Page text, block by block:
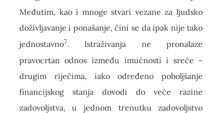
Međutim, kao i mnoge stvari vezane za ljudsko
doživljavanje i ponašanje, čini se da ipak nije tako
jednostavno7. Istraživanja ne pronalaze
pravocrtan odnos između imućnosti i sreće –
drugim riječima, iako određeno poboljšanje
financijskog stanja dovodi do veće razine
zadovoljstva, u jednom trenutku zadovoljstvo